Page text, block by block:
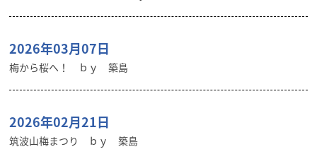
2026年03月07日
梅から桜へ！ ｂｙ 築島
2026年02月21日
筑波山梅まつり ｂｙ 築島